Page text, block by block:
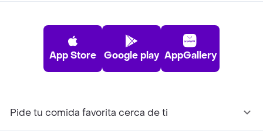
App Store Google play AppGallery
Pide tu comida favorita cerca de ti